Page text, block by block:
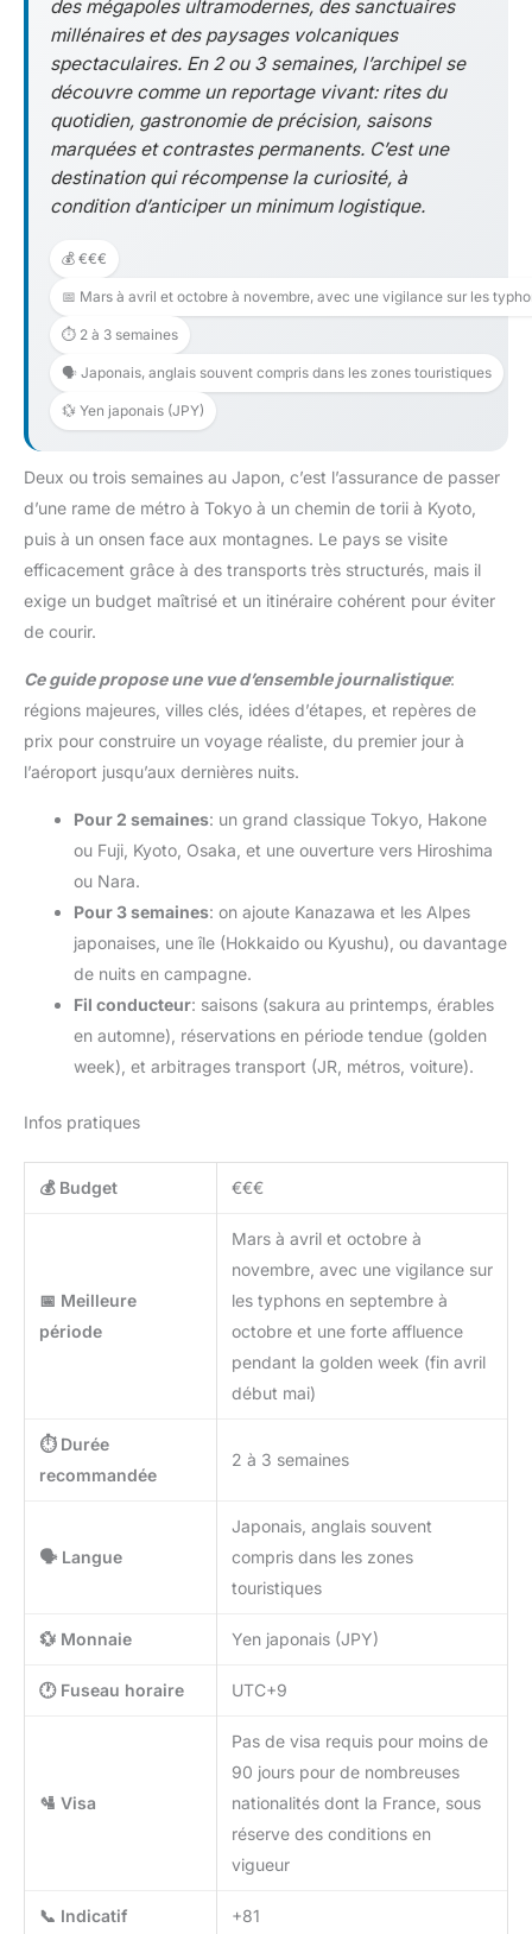
des mégapoles ultramodernes, des sanctuaires
millénaires et des paysages volcaniques
spectaculaires. En 2 ou 3 semaines, l’archipel se
découvre comme un reportage vivant: rites du
quotidien, gastronomie de précision, saisons
marquées et contrastes permanents. C’est une
destination qui récompense la curiosité, à
condition d’anticiper un minimum logistique.
💰 €€€
📅 Mars à avril et octobre à novembre, avec une vigilance sur les
⏱️ 2 à 3 semaines
🗣️ Japonais, anglais souvent compris dans les zones touristiques
💱 Yen japonais (JPY)
Deux ou trois semaines au Japon, c’est l’assurance de passer
d’une rame de métro à Tokyo à un chemin de torii à Kyoto,
puis à un onsen face aux montagnes. Le pays se visite
efficacement grâce à des transports très structurés, mais il
exige un budget maîtrisé et un itinéraire cohérent pour éviter
de courir.
Ce guide propose une vue d’ensemble journalistique:
régions majeures, villes clés, idées d’étapes, et repères de
prix pour construire un voyage réaliste, du premier jour à
l’aéroport jusqu’aux dernières nuits.
Pour 2 semaines: un grand classique Tokyo, Hakone
ou Fuji, Kyoto, Osaka, et une ouverture vers Hiroshima
ou Nara.
Pour 3 semaines: on ajoute Kanazawa et les Alpes
japonaises, une île (Hokkaido ou Kyushu), ou davantage
de nuits en campagne.
Fil conducteur: saisons (sakura au printemps, érables
en automne), réservations en période tendue (golden
week), et arbitrages transport (JR, métros, voiture).
Infos pratiques
💰 Budget €€€
📅 Meilleure
période
Mars à avril et octobre à
novembre, avec une vigilance sur
les typhons en septembre à
octobre et une forte affluence
pendant la golden week (fin avril
début mai)
⏱️ Durée
recommandée
2 à 3 semaines
🗣️ Langue
Japonais, anglais souvent
compris dans les zones
touristiques
💱 Monnaie Yen japonais (JPY)
🕐 Fuseau horaire UTC+9
🛂 Visa
Pas de visa requis pour moins de
90 jours pour de nombreuses
nationalités dont la France, sous
réserve des conditions en
vigueur
📞 Indicatif +81